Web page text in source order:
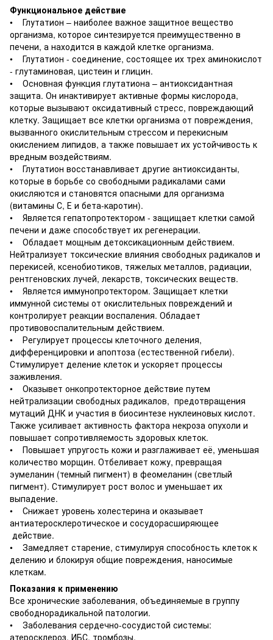
Функциональное действие
• Глутатион – наиболее важное защитное вещество
организма, которое синтезируется преимущественно в
печени, а находится в каждой клетке организма.
• Глутатион - соединение, состоящее их трех аминокислот
- глутаминовая, цистеин и глицин.
• Основная функция глутатиона – антиоксидантная
защита. Он инактивирует активные формы кислорода,
которые вызывают оксидативный стресс, повреждающий
клетку. Защищает все клетки организма от повреждения,
вызванного окислительным стрессом и перекисным
окислением липидов, а также повышает их устойчивость к
вредным воздействиям.
• Глутатион восстанавливает другие антиоксиданты,
которые в борьбе со свободными радикалами сами
окисляются и становятся опасными для организма
(витамины С, Е и бета-каротин).
• Является гепатопротектором - защищает клетки самой
печени и даже способствует их регенерации.
• Обладает мощным детоксикационным действием.
Нейтрализует токсические влияния свободных радикалов и
перекисей, ксенобиотиков, тяжелых металлов, радиации,
рентгеновских лучей, лекарств, токсических веществ.
• Является иммунопротектором. Защищает клетки
иммунной системы от окислительных повреждений и
контролирует реакции воспаления. Обладает
противовоспалительным действием.
• Регулирует процессы клеточного деления,
дифференцировки и апоптоза (естественной гибели).
Стимулирует деление клеток и ускоряет процессы
заживления.
• Оказывет онкопротекторное действие путем
нейтрализации свободных радикалов, предотвращения
мутаций ДНК и участия в биосинтезе нуклеиновых кислот.
Также усиливает активность фактора некроза опухоли и
повышает сопротивляемость здоровых клеток.
• Повышает упругость кожи и разглаживает её, уменьшая
количество морщин. Отбеливает кожу, превращая
эумеланин (темный пигмент) в феомеланин (светлый
пигмент). Стимулирует рост волос и уменьшает их
выпадение.
• Снижает уровень холестерина и оказывает
антиатеросклеротическое и сосудорасширяющее
действие.
• Замедляет старение, стимулируя способность клеток к
делению и блокируя общие повреждения, наносимые
клеткам.
Показания к применению
Все хронические заболевания, объединяемые в группу
свободнорадикальной патологии.
• Заболевания сердечно-сосудистой системы:
атеросклероз, ИБС, тромбозы.